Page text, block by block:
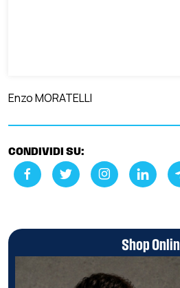
Enzo MORATELLI
CONDIVIDI SU:
Shop